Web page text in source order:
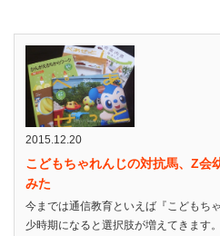
2015.12.20
こどもちゃれんじの対抗馬、Z会
みた
今までは通信教育といえば『こどもち
少時期になると選択肢が増えてきます